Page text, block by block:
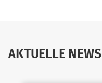
AKTUELLE NEWS